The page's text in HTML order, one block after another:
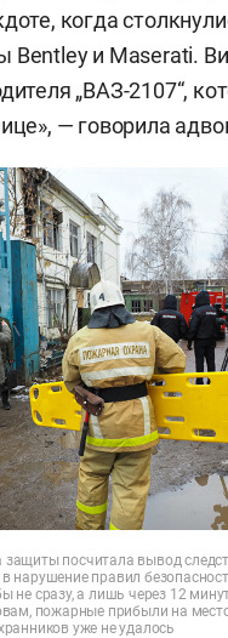
когда
Bentley и Maserati.
„ВАЗ-2107“,
— говорила
посчитала вывод
нарушение правил
не сразу, а лишь через 12
пожарные прибыли на
уже не удалось